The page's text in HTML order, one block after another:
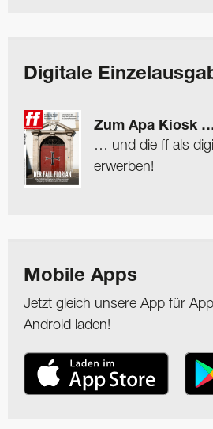
Digitale
Zum Apa Kiosk
… und die ff als
erwerben!
Mobile Apps
Jetzt gleich unsere App für
Android laden!